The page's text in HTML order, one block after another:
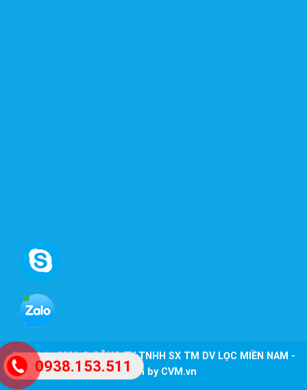
0938.153.511
Copyright 2026 ©CÔNG TY TNHH SX TM DV LỌC MIỀN NAM -
Design by CVM.vn